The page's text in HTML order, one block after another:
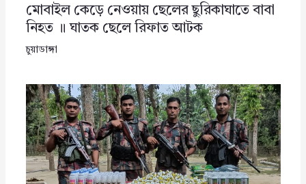
মোবাইল কেড়ে নেওয়ায় ছেলের ছুরিকাঘাতে বাবা
নিহত ॥ ঘাতক ছেলে রিফাত আটক
চুয়াডাঙ্গা